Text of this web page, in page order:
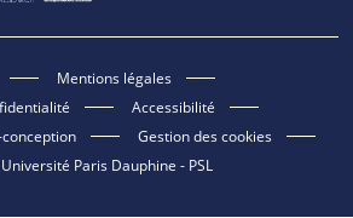
Mentions légales
Accessibilité
conception
Gestion des cookies
Paris Dauphine - PSL